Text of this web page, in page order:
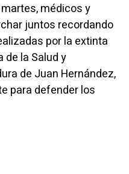
médicos y
juntos recordando
por la extinta
de la Salud y
de Juan Hernández,
para defender los